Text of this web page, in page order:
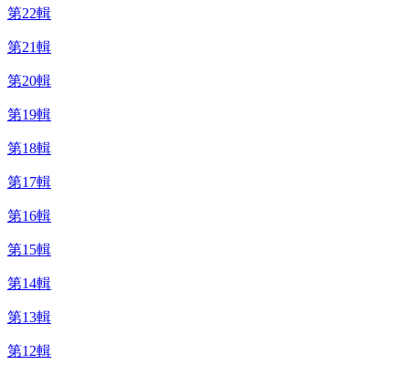
第22輯
第21輯
第20輯
第19輯
第18輯
第17輯
第16輯
第15輯
第14輯
第13輯
第12輯